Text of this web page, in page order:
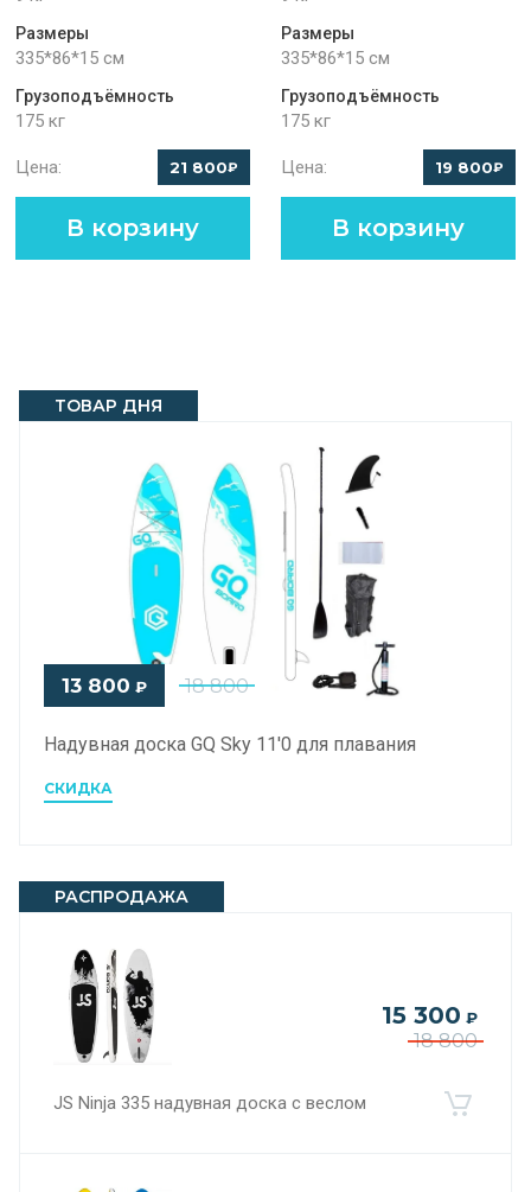
ТОВАР ДНЯ
18 800
13 800 ₽
Надувная доска GQ Sky 11'0 для плавания
СКИДКА
РАСПРОДАЖА
18 800
15 300 ₽
JS Ninja 335 надувная доска с веслом
Размеры
335*86*15 см
Грузоподъёмность
175 кг
Цена: 21 800₽
В корзину
Размеры
335*86*15 см
Грузоподъёмность
175 кг
Цена: 19 800₽
В корзину